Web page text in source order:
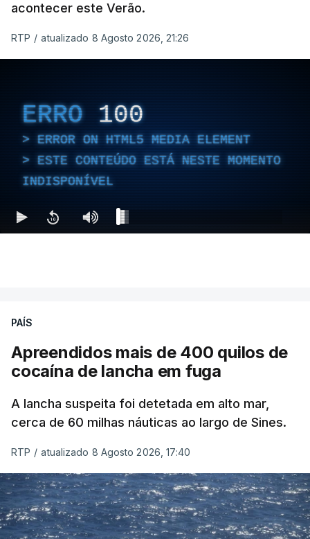
acontecer este Verão.
RTP / atualizado 8 Agosto 2026, 21:26
ERRO 100
ERROR ON HTML5 MEDIA ELEMENT
ESTE CONTEÚDO ESTÁ NESTE MOMENTO
INDISPONÍVEL
PAÍS
Apreendidos mais de 400 quilos de
cocaína de lancha em fuga
A lancha suspeita foi detetada em alto mar,
cerca de 60 milhas náuticas ao largo de Sines.
RTP / atualizado 8 Agosto 2026, 17:40